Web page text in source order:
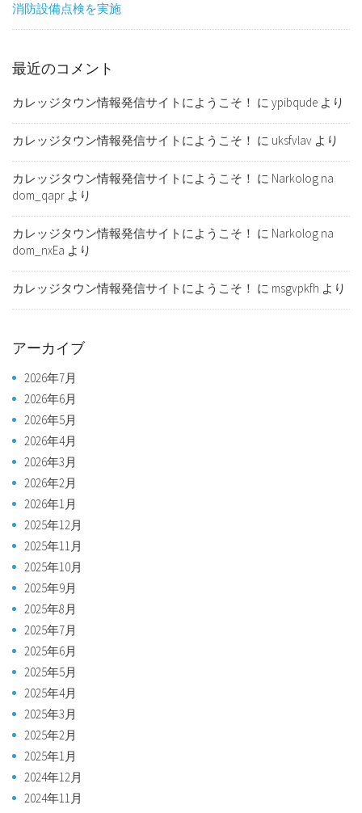
消防設備点検を実施
最近のコメント
カレッジタウン情報発信サイトにようこそ！ に ypibqude より
カレッジタウン情報発信サイトにようこそ！ に uksfvlav より
カレッジタウン情報発信サイトにようこそ！ に Narkolog na
dom_qapr より
カレッジタウン情報発信サイトにようこそ！ に Narkolog na
dom_nxEa より
カレッジタウン情報発信サイトにようこそ！ に msgvpkfh より
アーカイブ
2026年7月
2026年6月
2026年5月
2026年4月
2026年3月
2026年2月
2026年1月
2025年12月
2025年11月
2025年10月
2025年9月
2025年8月
2025年7月
2025年6月
2025年5月
2025年4月
2025年3月
2025年2月
2025年1月
2024年12月
2024年11月